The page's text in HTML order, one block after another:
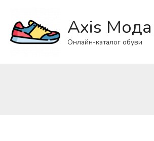
Axis Мода
Онлайн-каталог обуви